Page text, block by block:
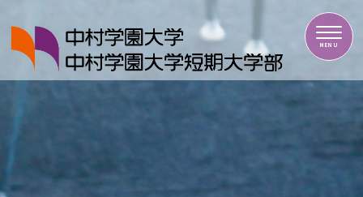
中村学園大学・中村学園大学短期大学部
MENU